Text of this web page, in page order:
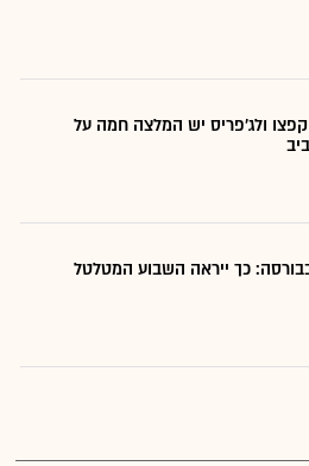
ולג'פריס יש המלצה חמה על
בבורסה: כך ייראה השבוע המטלטל